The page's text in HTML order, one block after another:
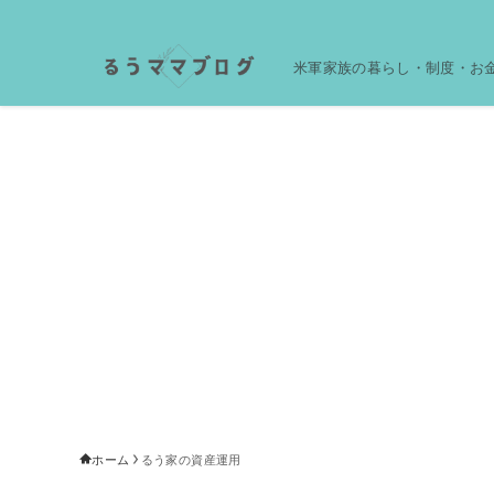
米軍家族の暮らし・制度・お
ホーム るう家の資産運用